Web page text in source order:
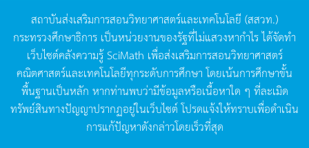
สถาบันส่งเสริมการสอนวิทยาศาสตร์และเทคโนโลยี (สสวท.)
กระทรวงศึกษาธิการ เป็นหน่วยงานของรัฐที่ไม่แสวงหากำไรได้จัดทำ
เว็บไซต์คลังความรู้SciMath เพื่อส่งเสริมการสอนวิทยาศาสตร์
คณิตศาสตร์และเทคโนโลยีทุกระดับการศึกษา โดยเน้นการศึกษาขั้น
พื้นฐานเป็นหลัก หากท่านพบว่ามีข้อมูลหรือเนื้อหาใด ๆ ที่ละเมิด
ทรัพย์สินทางปัญญาปรากฏอยู่ในเว็บไซต์โปรดแจ้งให้ทราบเพื่อดำเนิน
การแก้ปัญหาดังกล่าวโดยเร็วที่สุด